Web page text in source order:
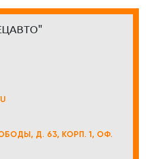
Д. 63, КОРП. 1, ОФ.